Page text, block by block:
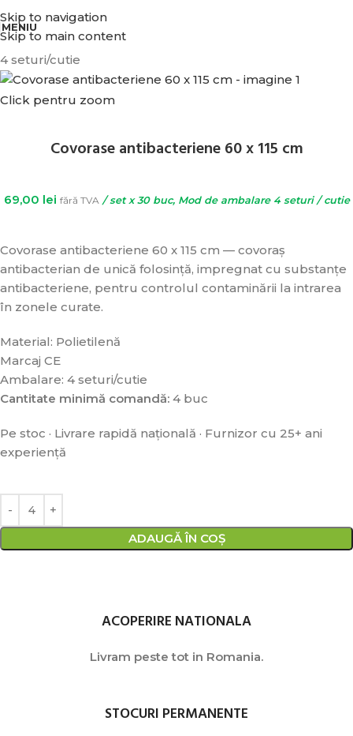
Skip to navigation
Skip to main content
MENIU
4 seturi/cutie
Click pentru zoom
Covorase antibacteriene 60 x 115 cm
69,00 lei fără TVA/ set x 30 buc, Mod de ambalare 4 seturi / cutie
Covorase antibacteriene 60 x 115 cm — covoraș
antibacterian de unică folosință, impregnat cu substanțe
antibacteriene, pentru controlul contaminării la intrarea
în zonele curate.
Material: Polietilenă
Marcaj CE
Ambalare: 4 seturi/cutie
Cantitate minimă comandă: 4 buc
Pe stoc · Livrare rapidă națională · Furnizor cu 25+ ani
experiență
ADAUGĂ ÎN COȘ
ACOPERIRE NATIONALA
Livram peste tot in Romania.
STOCURI PERMANENTE